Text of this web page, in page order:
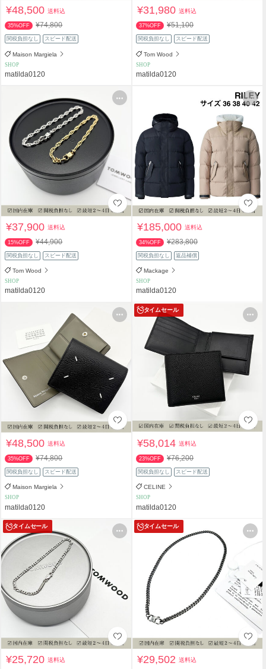
¥48,500送料込
35%OFF ¥74,800
関税負担なし スピード配送
Maison Margiela
SHOP
matilda0120
¥31,980送料込
37%OFF ¥51,100
関税負担なし スピード配送
Tom Wood
SHOP
matilda0120
¥37,900送料込
15%OFF ¥44,900
関税負担なし スピード配送
Tom Wood
SHOP
matilda0120
¥185,000送料込
34%OFF ¥283,800
関税負担なし 返品補償
Mackage
SHOP
matilda0120
¥48,500送料込
35%OFF ¥74,800
関税負担なし スピード配送
Maison Margiela
SHOP
matilda0120
タイムセール
¥58,014送料込
23%OFF ¥76,200
関税負担なし スピード配送
CELINE
SHOP
matilda0120
タイムセール
¥25,720送料込
タイムセール
¥29,502送料込